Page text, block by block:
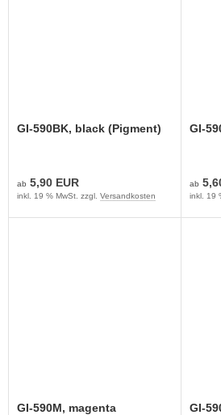
GI-590BK, black (Pigment)
ab 5,90 EUR
inkl. 19 % MwSt. zzgl. Versandkosten
GI-
ab
inkl. 19
GI-590M, magenta GI-